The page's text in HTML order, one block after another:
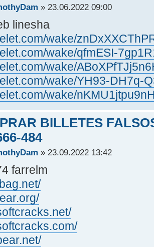
» 23.06.2022 09:00
linesha
wake/
wake/qfmESI-
wake/
wake/YH93-DH7q-
wake/
BILLETES
484
» 23.09.2022 13:42
farrelm